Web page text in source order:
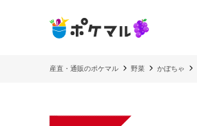
産直・通販のポケマル 野菜 かぼちゃ